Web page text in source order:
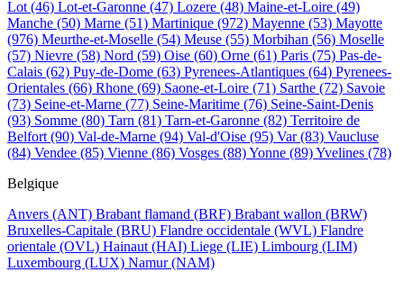
Lot (46) Lot-et-Garonne (47) Lozere (48) Maine-et-Loire (49)
Manche (50) Marne (51) Martinique (972) Mayenne (53) Mayotte
(976) Meurthe-et-Moselle (54) Meuse (55) Morbihan (56) Moselle
(57) Nievre (58) Nord (59) Oise (60) Orne (61) Paris (75) Pas-de-
Calais (62) Puy-de-Dome (63) Pyrenees-Atlantiques (64) Pyrenees-
Orientales (66) Rhone (69) Saone-et-Loire (71) Sarthe (72) Savoie
(73) Seine-et-Marne (77) Seine-Maritime (76) Seine-Saint-Denis
(93) Somme (80) Tarn (81) Tarn-et-Garonne (82) Territoire de
Belfort (90) Val-de-Marne (94) Val-d'Oise (95) Var(83) Vaucluse
(84) Vendee (85) Vienne (86) Vosges (88)Yonne (89)Yvelines (78)
Belgique
Anvers (ANT) Brabant flamand (BRF) Brabant wallon (BRW)
Bruxelles-Capitale (BRU) Flandre occidentale (WVL) Flandre
orientale (OVL) Hainaut (HAI) Liege (LIE) Limbourg (LIM)
Luxembourg (LUX) Namur(NAM)